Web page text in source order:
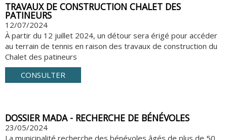
TRAVAUX DE CONSTRUCTION CHALET DES
PATINEURS
12/07/2024
À partir du 12 juillet 2024, un détour sera érigé pour accéder
au terrain de tennis en raison des travaux de construction du
Chalet des patineurs
CONSULTER
DOSSIER MADA - RECHERCHE DE BÉNÉVOLES
23/05/2024
La municipalité recherche des bénévoles âgés de plus de 50